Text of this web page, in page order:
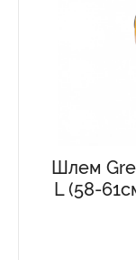
Шлем
L (58-